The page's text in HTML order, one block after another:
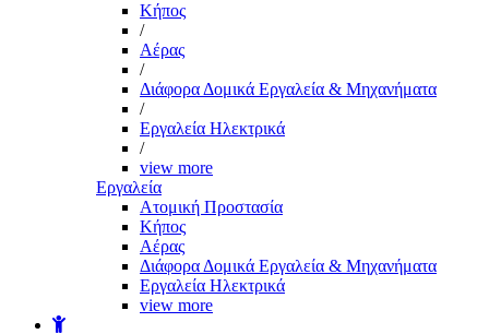
Kήπος
/
Αέρας
/
Διάφορα Δομικά Εργαλεία & Μηχανήματα
/
Εργαλεία Ηλεκτρικά
/
view more
Εργαλεία
Aτομική Προστασία
Kήπος
Αέρας
Διάφορα Δομικά Εργαλεία & Μηχανήματα
Εργαλεία Ηλεκτρικά
view more